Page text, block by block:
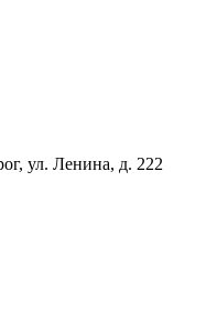
ул. Ленина, д. 222